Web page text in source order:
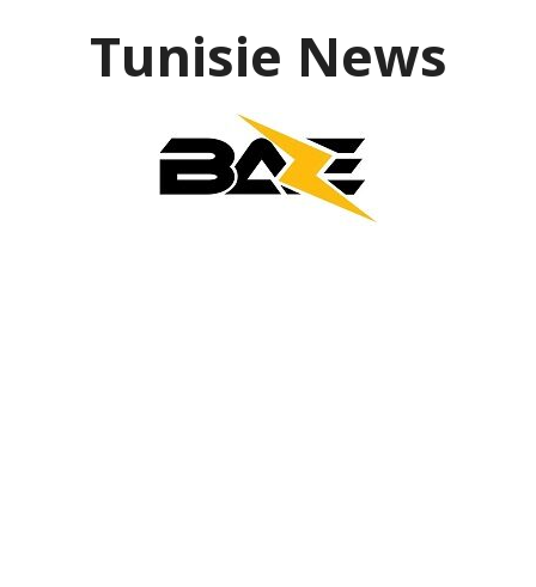
Tunisie News